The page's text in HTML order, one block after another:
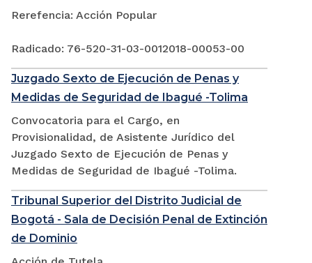
Rerefencia: Acción Popular
Radicado: 76-520-31-03-0012018-00053-00
Juzgado Sexto de Ejecución de Penas y
Medidas de Seguridad de Ibagué -Tolima
Convocatoria para el Cargo, en
Provisionalidad, de Asistente Jurídico del
Juzgado Sexto de Ejecución de Penas y
Medidas de Seguridad de Ibagué -Tolima.
Tribunal Superior del Distrito Judicial de
Bogotá - Sala de Decisión Penal de Extinción
de Dominio